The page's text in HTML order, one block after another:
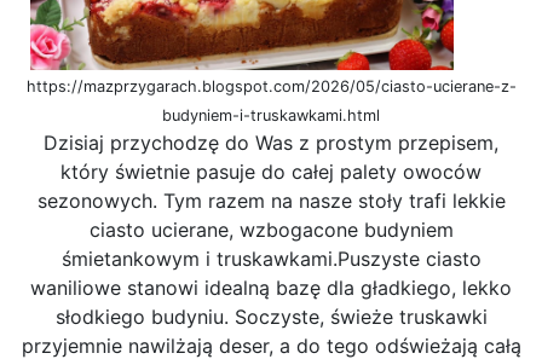
https://mazprzygarach.blogspot.com/2026/05/ciasto-ucierane-z-
budyniem-i-truskawkami.html
Dzisiaj przychodzę do Was z prostym przepisem,
który świetnie pasuje do całej palety owoców
sezonowych. Tym razem na nasze stoły trafi lekkie
ciasto ucierane, wzbogacone budyniem
śmietankowym i truskawkami.Puszyste ciasto
waniliowe stanowi idealną bazę dla gładkiego, lekko
słodkiego budyniu. Soczyste, świeże truskawki
przyjemnie nawilżają deser, a do tego odświeżają całą